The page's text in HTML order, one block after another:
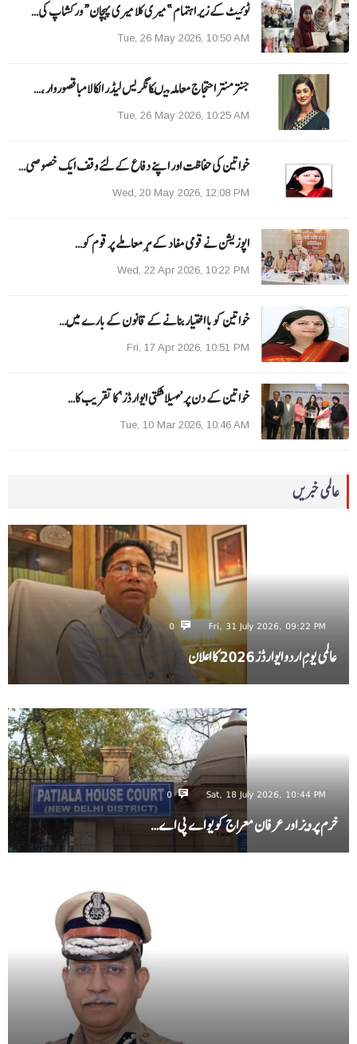
ٹوئیٹ کے زیر اہتمام ”میری کلا میری پہچان“ ورکشاپ کی…
Tue, 26 May 2026, 10:50 AM
جنتر منتر احتجاج معاملہ میںکانگریس لیڈر الکا لامبا قصوروار ،…
Tue, 26 May 2026, 10:25 AM
خواتین کی حفاظت اور اپنے دفاع کےلئے وقف ایک خصوصی…
Wed, 20 May 2026, 12:08 PM
اپوزیشن نے قومی مفاد کے ہر معاملے پر قوم کو…
Wed, 22 Apr 2026, 10:22 PM
خواتین کو با اختیار بنانے کے قانون کے بارے میں…
Fri, 17 Apr 2026, 10:51 PM
خواتین کے دن پر ’مہیلا شکتی ایوارڈز‘ کا تقریب کا…
Tue, 10 Mar 2026, 10:46 AM
عالمی خبریں
Fri, 31 July 2026, 09:22 PM
0
عالمی یومِ اردو ایوارڈز 2026 کا اعلان
Sat, 18 July 2026, 10:44 PM
0
خرم پرویز اور عرفان معراج کو یو اے پی اے…